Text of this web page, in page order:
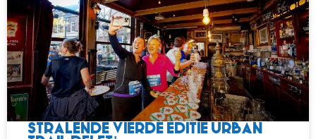
STRALENDE VIERDE EDITIE URBAN